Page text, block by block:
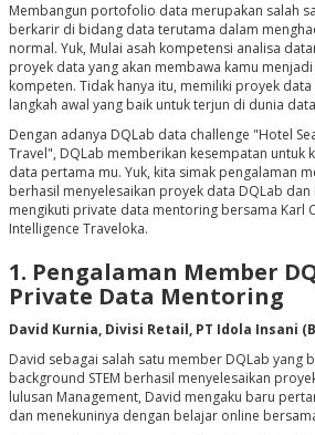
Membangun portofolio data merupakan salah
berkarir di bidang data terutama dalam
normal. Yuk, Mulai asah kompetensi analisa
proyek data yang akan membawa kamu
kompeten. Tidak hanya itu, memiliki proyek
langkah awal yang baik untuk terjun di dunia
Dengan adanya DQLab data challenge "Hotel
Travel", DQLab memberikan kesempatan untuk
data pertama mu. Yuk, kita simak pengalaman
berhasil menyelesaikan proyek data DQLab
mengikuti private data mentoring bersama Karl
Intelligence Traveloka.
1. Pengalaman Member
Private Data Mentoring
David Kurnia, Divisi Retail, PT Idola Insani
David sebagai salah satu member DQLab yang
background STEM berhasil menyelesaikan
lulusan Management, David mengaku baru
dan menekuninya dengan belajar online